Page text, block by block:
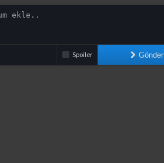
Spoiler Gönder